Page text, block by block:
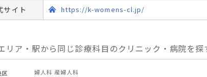
サイト https://k-womens-cl.jp/
リア・駅から同じ診療科目のクリニック・病院を探
婦人科 産婦人科